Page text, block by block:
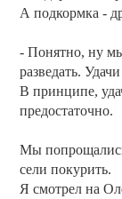
А подкормка -
- Понятно, ну
разведать.
В принципе,
предостаточно.
Мы
сели покурить.
Я смотрел на